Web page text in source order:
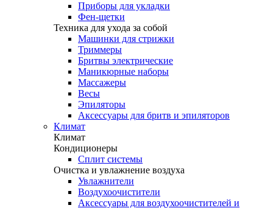
Приборы для укладки
Фен-щетки
Техника для ухода за собой
Машинки для стрижки
Триммеры
Бритвы электрические
Маникюрные наборы
Массажеры
Весы
Эпиляторы
Аксессуары для бритв и эпиляторов
Климат
Климат
Кондиционеры
Сплит системы
Очистка и увлажнение воздуха
Увлажнители
Воздухоочистители
Аксессуары для воздухоочистителей и